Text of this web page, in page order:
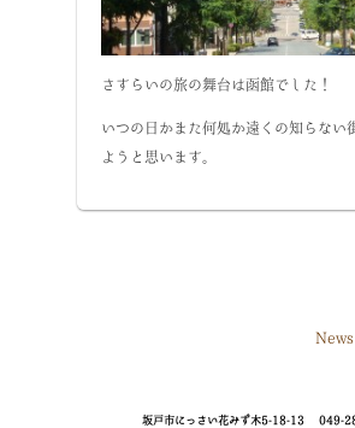
さすらいの旅の舞台は函館でした！
いつの日かまた何処か遠くの知らない
ようと思います。
News
坂戸市にっさい花みず木5-18-13 049-